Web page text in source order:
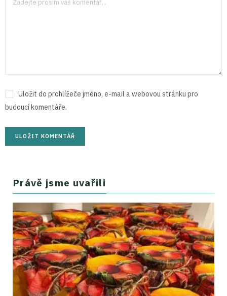
Uložit do prohlížeče jméno, e-mail a webovou stránku pro
budoucí komentáře.
Právě jsme uvařili